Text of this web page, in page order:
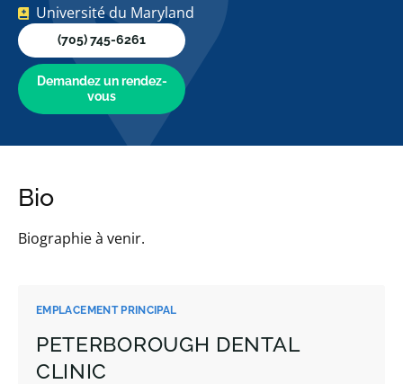
Université du Maryland
(705) 745-6261
Demandez un rendez-
vous
EMPLACEMENT PRINCIPAL
PETERBOROUGH DENTAL
CLINIC
Bio
Biographie à venir.